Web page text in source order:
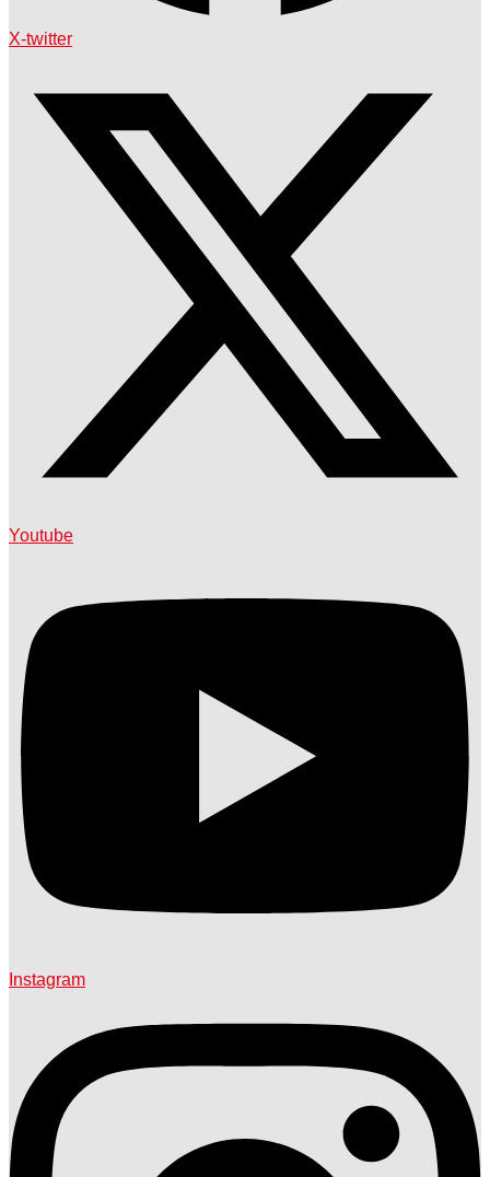
X-twitter
Youtube
Instagram